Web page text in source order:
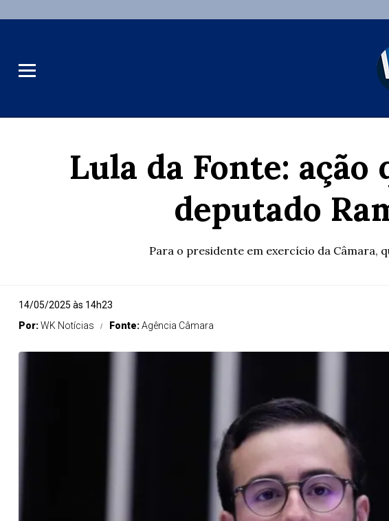
Lula da Fonte:
deputado
Para o presidente em exercício da Câmara,
14/05/2025 às 14h23
Por:WK Notícias Fonte:Agência Câmara